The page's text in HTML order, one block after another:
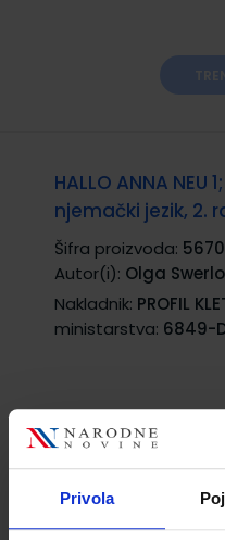
Privola
HALLO ANNA
njemački jezik, 2.
Šifra proizvoda:
Autor(i): Olga
Nakladnik: PROFIL
ministarstva: 6849-